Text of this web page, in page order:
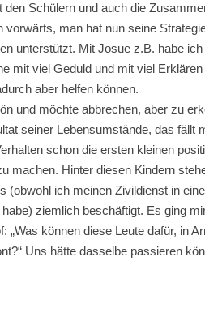
Schülern und auch die
man hat nun seine
unterstützt. Mit Josue z.B. habe
mit viel Geduld und mit viel
aber helfen können.
und möchte abbrechen, aber zu
seiner Lebensumstände, das fällt
schon die ersten kleinen
machen. Hinter diesen Kindern
(obwohl ich meinen Zivildienst in
ziemlich beschäftigt. Es ging
„Was können diese Leute dafür, in
Uns hätte dasselbe passieren